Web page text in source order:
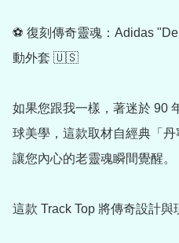
⚽️ 復刻傳奇靈魂：Adidas
動外套 🇺🇸
如果您跟我一樣，著迷於 90
球美學，這款取材自經典「
讓您內心的老靈魂瞬間覺醒。
這款 Track Top 將傳奇設計與